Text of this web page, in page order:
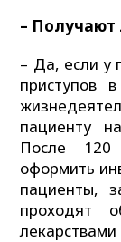
– Получают
– Да, если у
приступов
пациенту
После
оформить
пациенты,
проходят
лекарствами